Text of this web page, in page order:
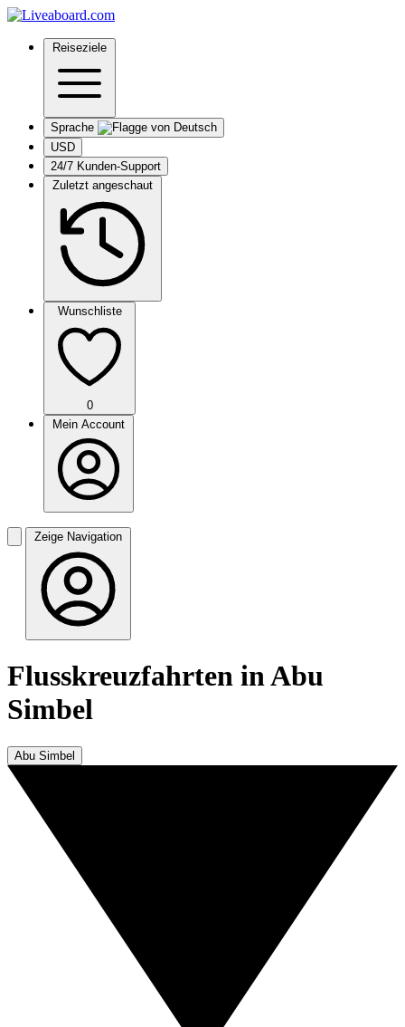
Reiseziele
Sprache
USD
24/7 Kunden-Support
Zuletzt angeschaut
Wunschliste
0
Mein Account
Zeige Navigation
Flusskreuzfahrten in Abu
Simbel
Abu Simbel